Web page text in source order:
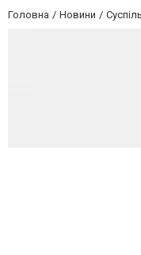
Головна Новини